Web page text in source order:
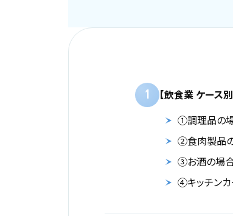
1
【飲食業 ケース
①調理品の
②食肉製品
③お酒の場
④キッチン